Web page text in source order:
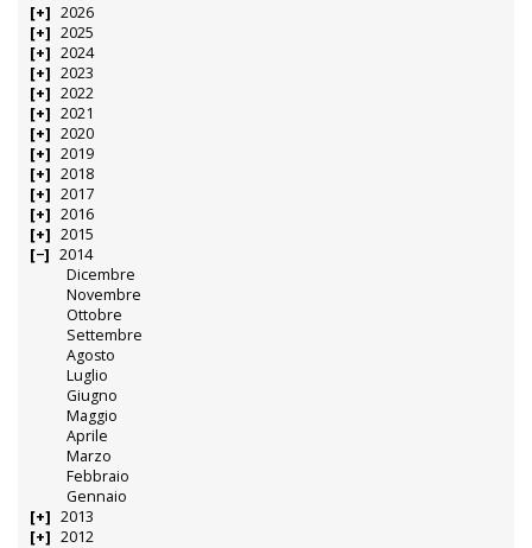
2026
2025
2024
2023
2022
2021
2020
2019
2018
2017
2016
2015
2014
Dicembre
Novembre
Ottobre
Settembre
Agosto
Luglio
Giugno
Maggio
Aprile
Marzo
Febbraio
Gennaio
2013
2012